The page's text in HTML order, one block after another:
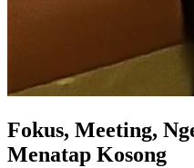
Fokus, Meeting,
Menatap Kosong